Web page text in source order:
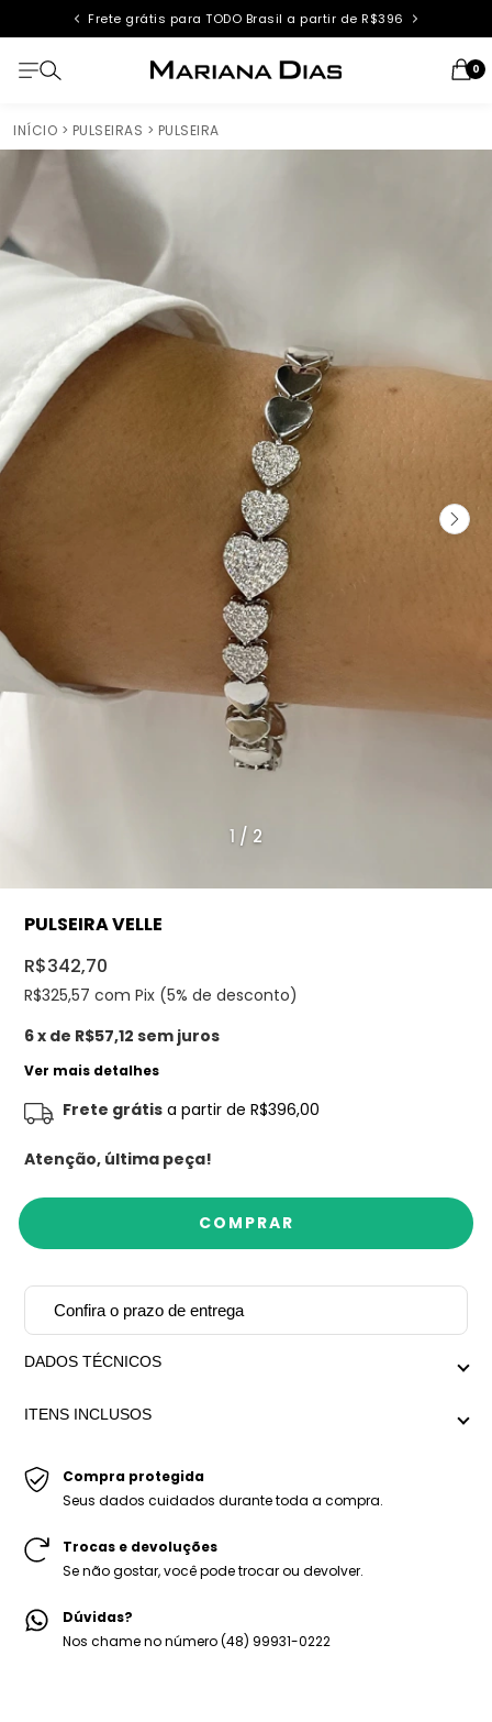
Frete grátis para TODO Brasil a partir de R$396
0
INÍCIO > PULSEIRAS > PULSEIRA
1 / 2
PULSEIRA VELLE
R$342,70
R$325,57 com Pix (5% de desconto)
6x de R$57,12 sem juros
Ver mais detalhes
Frete grátis a partir de R$396,00
Atenção, última peça!
Confira o prazo de entrega
DADOS TÉCNICOS
Peso médio: 20g
ITENS INCLUSOS
-Embalagem personalizada Mariana Dias Acessórios.
Compra protegida
Seus dados cuidados durante toda a compra.
Trocas e devoluções
Se não gostar, você pode trocar ou devolver.
Dúvidas?
Nos chame no número (48) 99931-0222